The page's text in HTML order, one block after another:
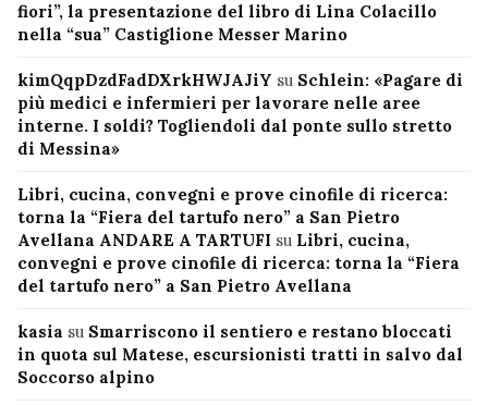
fiori”, la presentazione del libro di Lina Colacillo
nella “sua” Castiglione Messer Marino
kimQqpDzdFadDXrkHWJAJiY su Schlein: «Pagare di
più medici e infermieri per lavorare nelle aree
interne. I soldi? Togliendoli dal ponte sullo stretto
di Messina»
Libri, cucina, convegni e prove cinofile di ricerca:
torna la “Fiera del tartufo nero” a San Pietro
Avellana ANDARE A TARTUFI su Libri, cucina,
convegni e prove cinofile di ricerca: torna la “Fiera
del tartufo nero” a San Pietro Avellana
kasia su Smarriscono il sentiero e restano bloccati
in quota sul Matese, escursionisti tratti in salvo dal
Soccorso alpino